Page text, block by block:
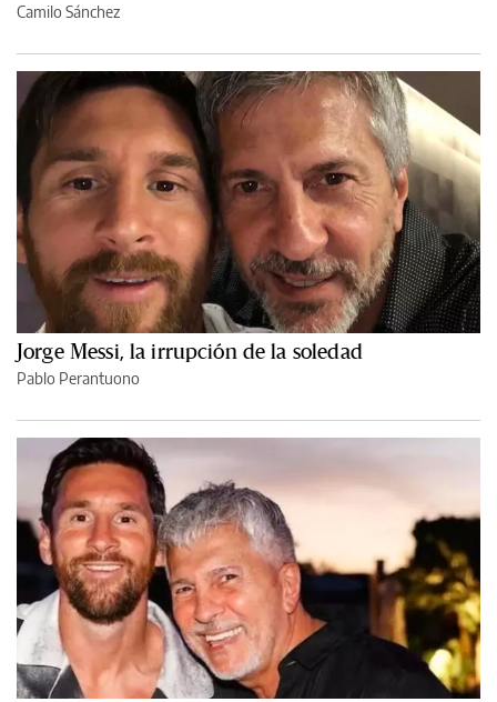
Camilo Sánchez
Jorge Messi, la irrupción de la soledad
Pablo Perantuono